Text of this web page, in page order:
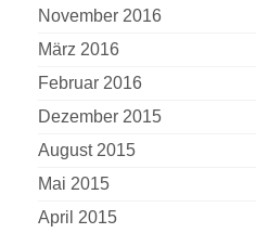
November 2016
März 2016
Februar 2016
Dezember 2015
August 2015
Mai 2015
April 2015